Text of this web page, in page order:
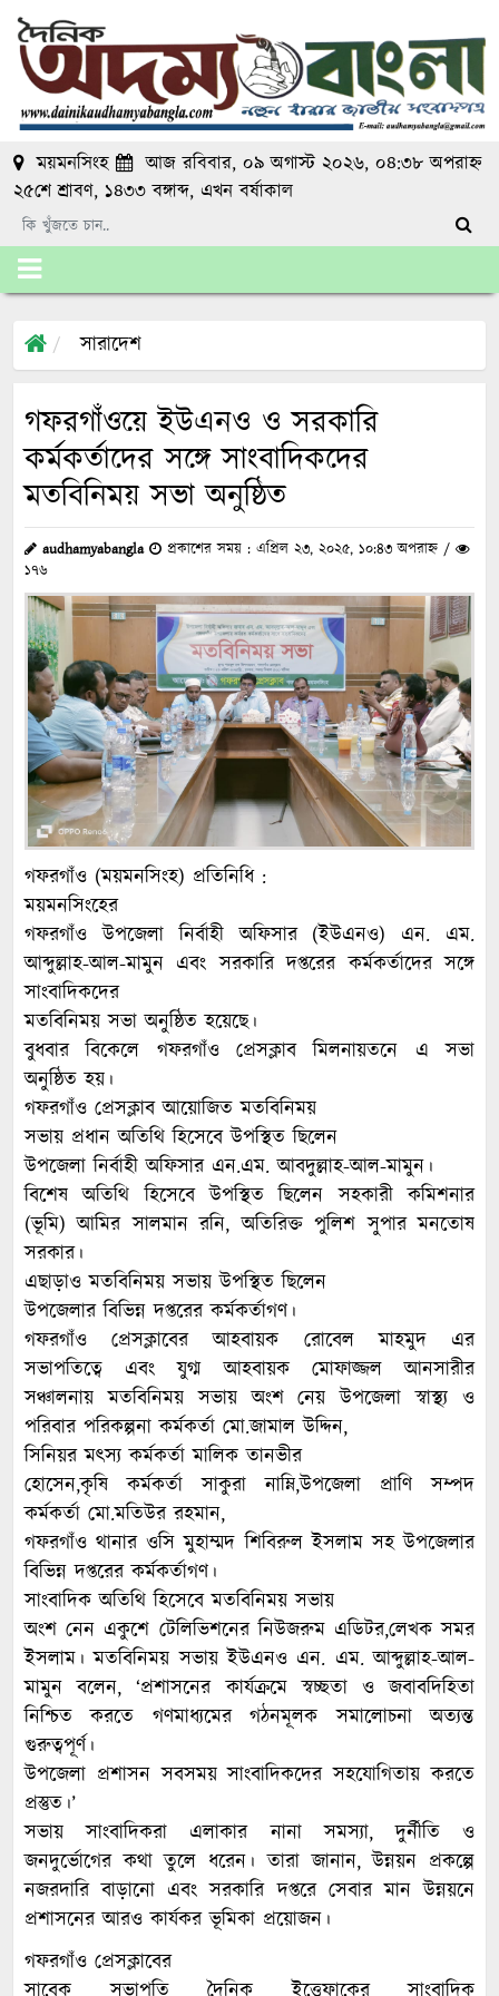
ময়মনসিংহ
আজ রবিবার, ০৯ অগাস্ট ২০২৬, ০৪:৩৮ অপরাহ্ন
২৫শে শ্রাবণ, ১৪৩৩ বঙ্গাব্দ, এখনবর্ষাকাল
সারাদেশ
গফরগাঁওয়ে ইউএনও ও সরকারি
কর্মকর্তাদের সঙ্গে সাংবাদিকদের
মতবিনিময় সভা অনুষ্ঠিত
audhamyabangla
প্রকাশের সময় : এপ্রিল ২৩, ২০২৫, ১০:৪৩ অপরাহ্ন /
১৭৬
গফরগাঁও (ময়মনসিংহ) প্রতিনিধি :
ময়মনসিংহের
গফরগাঁও উপজেলা নির্বাহী অফিসার (ইউএনও) এন. এম.
আব্দুল্লাহ-আল-মামুন এবং সরকারি দপ্তরের কর্মকর্তাদের সঙ্গে
সাংবাদিকদের
মতবিনিময় সভা অনুষ্ঠিত হয়েছে।
বুধবার বিকেলে গফরগাঁও প্রেসক্লাব মিলনায়তনে এ সভা
অনুষ্ঠিত হয়।
গফরগাঁও প্রেসক্লাব আয়োজিত মতবিনিময়
সভায় প্রধান অতিথি হিসেবে উপস্থিত ছিলেন
উপজেলা নির্বাহী অফিসার এন.এম. আবদুল্লাহ-আল-মামুন।
বিশেষ অতিথি হিসেবে উপস্থিত ছিলেন সহকারী কমিশনার
(ভূমি) আমির সালমান রনি, অতিরিক্ত পুলিশ সুপার মনতোষ
সরকার।
এছাড়াও মতবিনিময় সভায় উপস্থিত ছিলেন
উপজেলার বিভিন্ন দপ্তরের কর্মকর্তাগণ।
গফরগাঁও প্রেসক্লাবের আহবায়ক রোবেল মাহমুদ এর
সভাপতিত্বে এবং যুগ্ম আহবায়ক মোফাজ্জল আনসারীর
সঞ্চালনায় মতবিনিময় সভায় অংশ নেয় উপজেলা স্বাস্থ্য ও
পরিবার পরিকল্পনা কর্মকর্তা মো.জামাল উদ্দিন,
সিনিয়র মৎস্য কর্মকর্তা মালিক তানভীর
হোসেন,কৃষি কর্মকর্তা সাকুরা নাম্নি,উপজেলা প্রাণি সম্পদ
কর্মকর্তা মো.মতিউর রহমান,
গফরগাঁও থানার ওসি মুহাম্মদ শিবিরুল ইসলাম সহ উপজেলার
বিভিন্ন দপ্তরের কর্মকর্তাগণ।
সাংবাদিক অতিথি হিসেবে মতবিনিময় সভায়
অংশ নেন একুশে টেলিভিশনের নিউজরুম এডিটর,লেখক সমর
ইসলাম। মতবিনিময় সভায় ইউএনও এন. এম. আব্দুল্লাহ-আল-
মামুন বলেন, ‘প্রশাসনের কার্যক্রমে স্বচ্ছতা ও জবাবদিহিতা
নিশ্চিত করতে গণমাধ্যমের গঠনমূলক সমালোচনা অত্যন্ত
গুরুত্বপূর্ণ।
উপজেলা প্রশাসন সবসময় সাংবাদিকদের সহযোগিতায় করতে
প্রস্তুত।’
সভায় সাংবাদিকরা এলাকার নানা সমস্যা, দুর্নীতি ও
জনদুর্ভোগের কথা তুলে ধরেন। তারা জানান, উন্নয়ন প্রকল্পে
নজরদারি বাড়ানো এবং সরকারি দপ্তরে সেবার মান উন্নয়নে
প্রশাসনের আরও কার্যকর ভূমিকা প্রয়োজন।
গফরগাঁও প্রেসক্লাবের